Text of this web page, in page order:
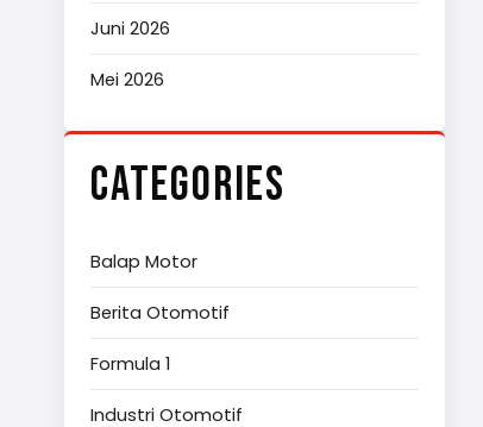
Juni 2026
Mei 2026
CATEGORIES
Balap Motor
Berita Otomotif
Formula 1
Industri Otomotif